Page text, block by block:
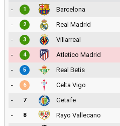
-
1 Barcelona
-
2 Real Madrid
-
3 Villarreal
-
4 Atletico Madrid
-
5 Real Betis
-
6 Celta Vigo
-
7 Getafe
-
8 Rayo Vallecano